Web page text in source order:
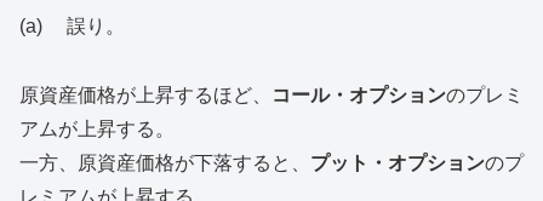
(a) 誤り。
原資産価格が上昇するほど、 コール・オプションのプレミ
アムが上昇する。
一方、原資産価格が下落すると、 プット・オプションのプ
レミアムが上昇する。